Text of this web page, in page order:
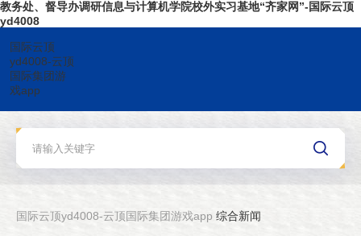
教务处、督导办调研信息与计算机学院校外实习基地“齐家网”-国际云顶
yd4008
国际云顶
yd4008-云顶
国际集团游
戏app
国际云顶yd4008-云顶国际集团游戏app 综合新闻